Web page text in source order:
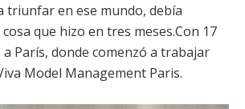
triunfar en ese mundo, debía
que hizo en tres meses.Con 17
París, donde comenzó a trabajar
Model Management Paris.